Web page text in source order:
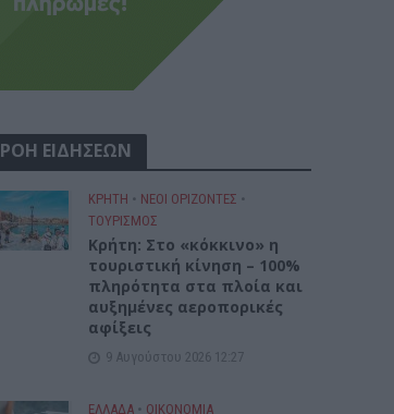
ΡΟΗ ΕΙΔΗΣΕΩΝ
ΚΡΗΤΗ • ΝΕΟΙ ΟΡΙΖΟΝΤΕΣ •
ΤΟΥΡΙΣΜΟΣ
Κρήτη: Στο «κόκκινο» η
τουριστική κίνηση – 100%
πληρότητα στα πλοία και
αυξημένες αεροπορικές
αφίξεις
9 Αυγούστου 2026 12:27
ΕΛΛΑΔΑ • ΟΙΚΟΝΟΜΙΑ